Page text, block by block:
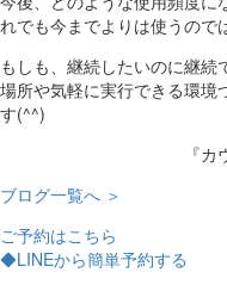
れでも今までよりは使うので
もしも、継続したいのに継
場所や気軽に実行できる環境
す(^^)
『
ブログ一覧へ ＞
ご予約はこちら
◆LINEから簡単予約する